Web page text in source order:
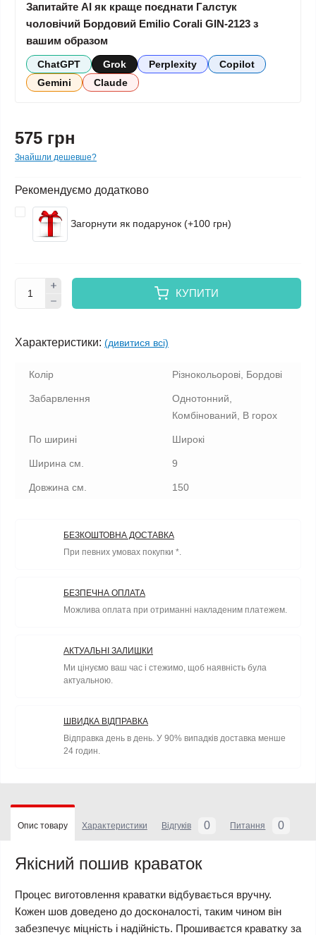
Запитайте AI як краще поєднати Галстук
чоловічий Бордовий Emilio Corali GIN-2123 з
вашим образом
ChatGPT Grok Perplexity
Copilot
Gemini
Claude
575 грн
Знайшли дешевше?
Рекомендуємо додатково
Загорнути як подарунок (+100 грн)
КУПИТИ
Характеристики: (дивитися всі)
Колір Різнокольорові, Бордові
Забарвлення
Однотонний,
Комбінований, В горох
По ширині Широкі
Ширина см. 9
Довжина см. 150
БЕЗКОШТОВНА ДОСТАВКА
При певних умовах покупки *.
БЕЗПЕЧНА ОПЛАТА
Можлива оплата при отриманні накладеним платежем.
АКТУАЛЬНІ ЗАЛИШКИ
Ми цінуємо ваш час і стежимо, щоб наявність була
актуальною.
ШВИДКА ВІДПРАВКА
Відправка день в день. У 90% випадків доставка менше
24 годин.
Опис товару Характеристики Відгуків 0 Питання 0
Якісний пошив краваток
Процес виготовлення краватки відбувається вручну.
Кожен шов доведено до досконалості, таким чином він
забезпечує міцність і надійність. Прошиваєтся краватку за